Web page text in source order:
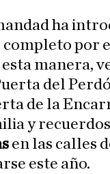
ha
completo por
esta manera,
del
de la
y recuerdos
en las calles
este año.